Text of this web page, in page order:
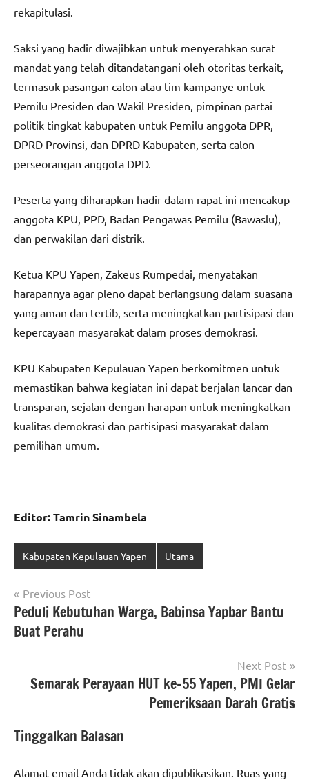
rekapitulasi.
Saksi yang hadir diwajibkan untuk menyerahkan surat
mandat yang telah ditandatangani oleh otoritas terkait,
termasuk pasangan calon atau tim kampanye untuk
Pemilu Presiden dan Wakil Presiden, pimpinan partai
politik tingkat kabupaten untuk Pemilu anggota DPR,
DPRD Provinsi, dan DPRD Kabupaten, serta calon
perseorangan anggota DPD.
Peserta yang diharapkan hadir dalam rapat ini mencakup
anggota KPU, PPD, Badan Pengawas Pemilu (Bawaslu),
dan perwakilan dari distrik.
Ketua KPU Yapen, Zakeus Rumpedai, menyatakan
harapannya agar pleno dapat berlangsung dalam suasana
yang aman dan tertib, serta meningkatkan partisipasi dan
kepercayaan masyarakat dalam proses demokrasi.
KPU Kabupaten Kepulauan Yapen berkomitmen untuk
memastikan bahwa kegiatan ini dapat berjalan lancar dan
transparan, sejalan dengan harapan untuk meningkatkan
kualitas demokrasi dan partisipasi masyarakat dalam
pemilihan umum.
Editor: Tamrin Sinambela
Kabupaten Kepulauan Yapen Utama
Navigasi
pos
Previous Post
Peduli Kebutuhan Warga, Babinsa Yapbar Bantu
Buat Perahu
Next Post
Semarak Perayaan HUT ke-55 Yapen, PMI Gelar
Pemeriksaan Darah Gratis
Tinggalkan Balasan
Alamat email Anda tidak akan dipublikasikan. Ruas yang